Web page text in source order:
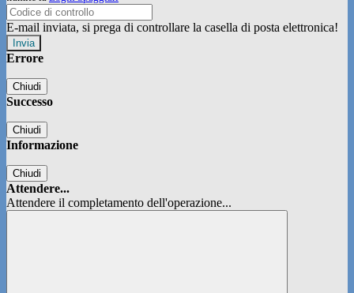
E-mail inviata, si prega di controllare la casella di posta elettronica!
Errore
Chiudi
Successo
Chiudi
Informazione
Chiudi
Attendere...
Attendere il completamento dell'operazione...